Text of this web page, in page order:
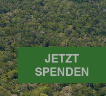
JETZT
SPENDEN